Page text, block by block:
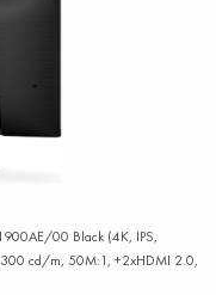
00 Black (4K, IPS,
cd/m, 50M:1, +2xHDMI 2.0,